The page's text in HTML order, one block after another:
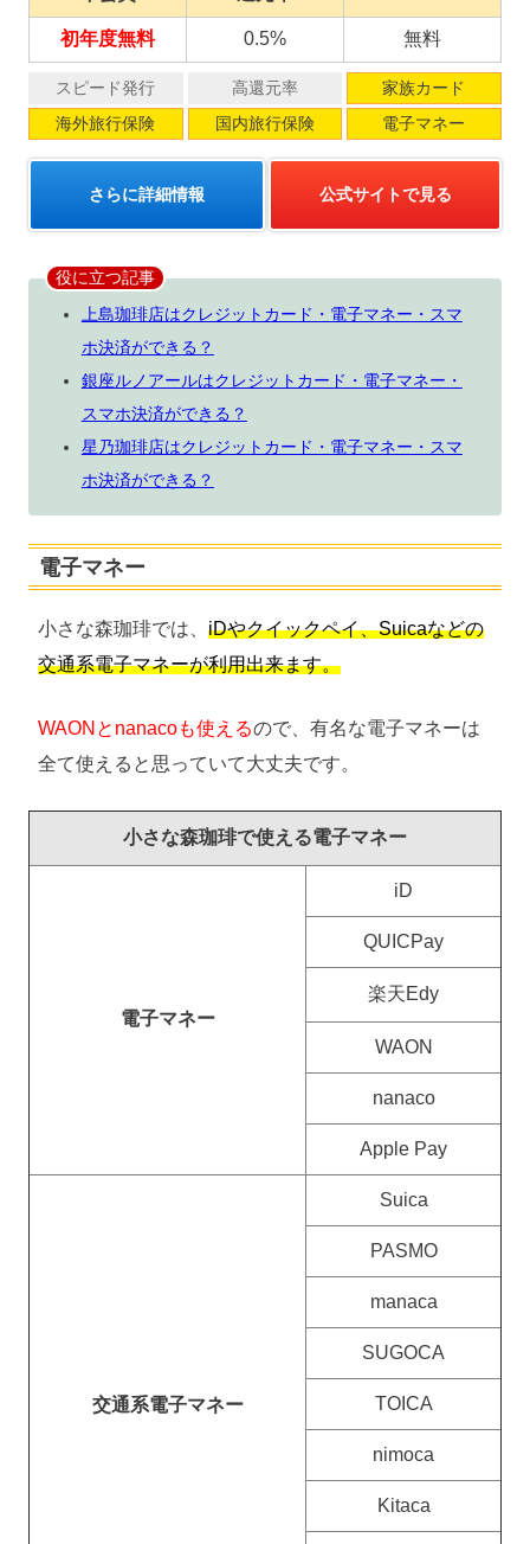
初年度無料 0.5% 無料
スピード発行 高還元率
家族カード
海外旅行保険
国内旅行保険 電子マネー
さらに詳細情報 公式サイトで見る
役に立つ記事
上島珈琲店はクレジットカード・電子マネー・スマ
ホ決済ができる？
銀座ルノアールはクレジットカード・電子マネー・
スマホ決済ができる？
星乃珈琲店はクレジットカード・電子マネー・スマ
ホ決済ができる？
電子マネー
小さな森珈琲では、 iDやクイックペイ、Suicaなどの
交通系電子マネーが利用出来ます。
WAONとnanacoも使えるので、有名な電子マネーは
全て使えると思っていて大丈夫です。
小さな森珈琲で使える電子マネー
電子マネー
iD
QUICPay
楽天Edy
WAON
nanaco
Apple Pay
交通系電子マネー
Suica
PASMO
manaca
SUGOCA
TOICA
nimoca
Kitaca